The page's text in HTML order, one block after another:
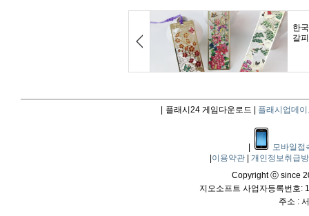
플래시24 게임다운로드 | 플래시업데이
모바일접
이용약관
개인정보취급
Copyright ⓒ since
지오소프트 사업자등록번호:
주소 :